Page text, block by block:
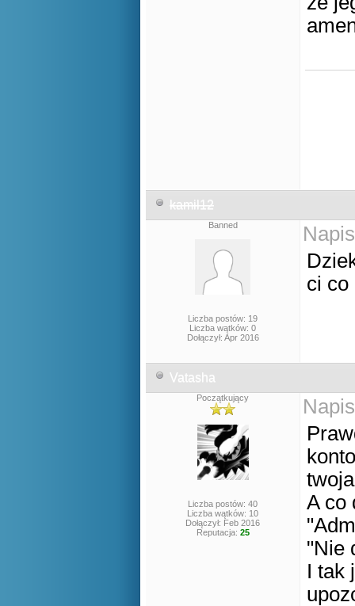
kamil12
Banned
Liczba postów: 19
Liczba wątków: 0
Dołączył: Apr 2016
ci co
Vatasha
Początkujący
Liczba postów: 40
Liczba wątków: 10
Dołączył: Feb 2016
Reputacja: 25
A co
"Nie
I tak